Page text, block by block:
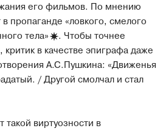
его фильмов. По мнению
пропаганде «ловкого, смелого
тела»
. Чтобы точнее
в качестве эпиграфа даже
А.С.Пушкина: «Движенья
/ Другой смолчал и стал
такой виртуозности в